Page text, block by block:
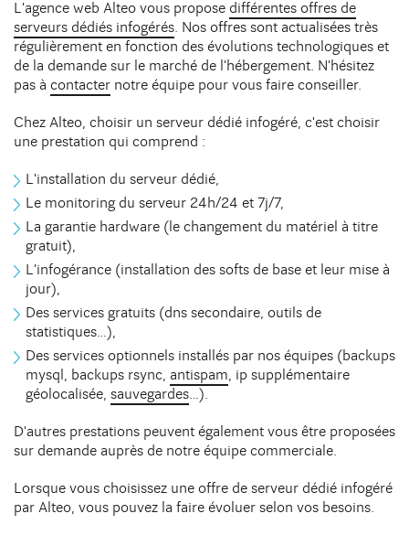
L'agence web Alteo vous propose différentes offres de
serveurs dédiés infogérés. Nos offres sont actualisées très
régulièrement en fonction des évolutions technologiques et
de la demande sur le marché de l'hébergement. N'hésitez
pas à contacter notre équipe pour vous faire conseiller.
Chez Alteo, choisir un serveur dédié infogéré, c'est choisir
une prestation qui comprend :
L'installation du serveur dédié,
Le monitoring du serveur 24h/24 et 7j/7,
La garantie hardware (le changement du matériel à titre
gratuit),
L'infogérance (installation des softs de base et leur mise à
jour),
Des services gratuits (dns secondaire, outils de
statistiques…),
Des services optionnels installés par nos équipes (backups
mysql, backups rsync, antispam, ip supplémentaire
géolocalisée, sauvegardes…).
D'autres prestations peuvent également vous être proposées
sur demande auprès de notre équipe commerciale.
Lorsque vous choisissez une offre de serveur dédié infogéré
par Alteo, vous pouvez la faire évoluer selon vos besoins.